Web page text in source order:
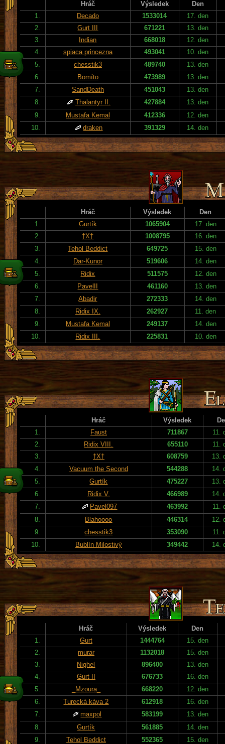
Hráč Výsledek
Den
1.
Decado 1533014
17. den
2.
Gurt III 671221
13. den
3.
Indian 668018
12. den
4.
spiaca princezna 493041
10. den
5.
chesstik3 489740
13. den
6.
Bomíto 473989
13. den
7.
SandDeath 451043
13. den
8.
Thalantyr II. 427884
13. den
9.
Mustafa Kemal 412336
12. den
10.
draken 391329 14. den
Hráč Výsledek
Den
1.
Gurtík 1065904
17. den
2.
†X† 1008795
16. den
3.
Tehol Beddict 649725
15. den
4.
Dar-Kunor 519606
14. den
5.
Ridix 511575
12. den
6.
PavelII 461160
13. den
7.
Abadir 272333
14. den
8.
Ridix IX. 262927
11. den
9.
Mustafa Kemal 249137
14. den
10.
Ridix III. 225831 10. den
Hráč Výsledek
1.
Faust 711867
11.
2.
Ridix VIII. 655110
11.
3.
†X† 608759
13.
4.
Vacuum the Second 544288
14.
5.
Gurtík 475227
13.
6.
Ridix V. 466989
14.
7.
Pavel097 463992
11.
8.
Blahoooo 446314
12.
9.
chesstik3 353090
11.
10.
Bublín Milostivý 349442 14.
Hráč Výsledek
Den
1.
Gurt 1444764
15. den
2.
murar 1132018
15. den
3.
Nighel 896400
13. den
4.
Gurt II 676733
16. den
5.
_Mzoura_ 668220
12. den
6.
Turecká káva 2 612918
16. den
7.
maxpol 583199
13. den
8.
Gurtík 561885
14. den
9.
Tehol Beddict 552365
15. den